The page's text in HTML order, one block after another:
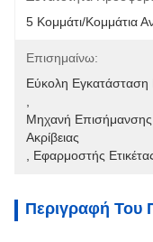
5 Κομμάτι/κομμάτια
Επισημαίνω:
Εύκολη Εγκατάσταση
Μηχανή
Ακρίβειας
Εφαρμοστής
Περιγραφή Του